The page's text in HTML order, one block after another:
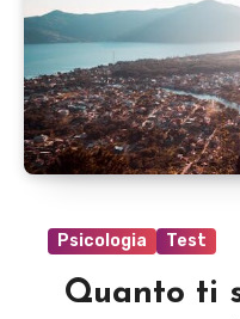
Psicologia Test
Quanto ti